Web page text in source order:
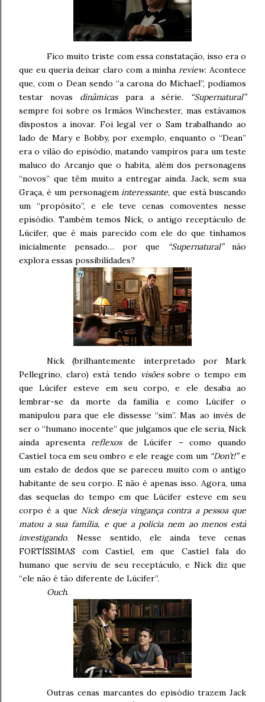
Fico muito triste com essa constatação, isso era o
que eu queria deixar claro com a minhareview. Acontece
que, com o Dean sendo “a carona do Michael”, podíamos
testar novas dinâmicaspara a série.
“Supernatural”
sempre foi sobre os Irmãos Winchester, mas estávamos
dispostos a inovar. Foi legal ver o Sam trabalhando ao
lado de Mary e Bobby, por exemplo, enquanto o “Dean”
era o vilão do episódio, matando vampiros para um teste
maluco do Arcanjo que o habita, além dos personagens
“novos” que têm muito a entregar ainda. Jack, sem sua
Graça, é um personageminteressante, que está buscando
um “propósito”, e ele teve cenas comoventes nesse
episódio. Também temos Nick, o antigo receptáculo de
Lúcifer, que é mais parecido com ele do que tínhamos
inicialmente pensado… por que
“Supernatural”não
explora essas possibilidades?
Nick (brilhantemente interpretado por Mark
Pellegrino, claro) está tendo visõessobre o tempo em
que Lúcifer esteve em seu corpo, e ele desaba ao
lembrar-se da morte da família e como Lúcifer o
manipulou para que ele dissesse “sim”. Mas ao invés de
ser o “humano inocente” que julgamos que ele seria, Nick
ainda apresentareflexosde Lúcifer – como quando
Castiel toca em seu ombro e ele reage com um “Don’t!”e
um estalo de dedos que se pareceu muito com o antigo
habitante de seu corpo. E não é apenas isso. Agora, uma
das sequelas do tempo em que Lúcifer esteve em seu
corpo é a que Nick deseja vingança contra a pessoa que
matou a sua família, e que a polícia nem ao menos está
investigando. Nesse sentido, ele ainda teve cenas
FORTÍSSIMAS com Castiel, em que Castiel fala do
humano que serviu de seu receptáculo, e Nick diz que
“ele não é tão diferente de Lúcifer”.
Ouch.
Outras cenas marcantes do episódio trazem Jack